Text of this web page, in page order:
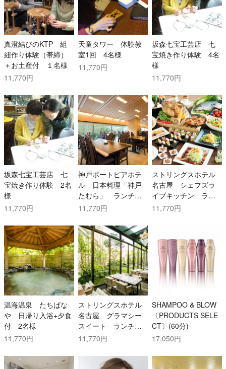
真澄結びのKTP 組
紐作り体験（帯締）
＋お土産付 １名様
11,770円
天童タワー 体験教
室1回 4名様
11,770円
坂森七宝工芸店 七
宝焼き作り体験 4名
様
11,770円
坂森七宝工芸店 七
宝焼き作り体験 2名
様
11,770円
神戸ポートピアホテ
ル 日本料理「神戸
たむら」 ランチコ
ース 2名様
11,770円
ストリングスホテル
名古屋 シェフズラ
イブキッチン ラン
チブッフェ【平日限
11,770円
温海温泉 たちばな
や 日帰り入浴+夕食
付 2名様
11,770円
ストリングスホテル
名古屋 グラマシー
スイート ランチコ
ース 2名様
11,770円
SHAMPOO & BLOW
〔PRODUCTS SELE
CT〕(60分)
17,050円